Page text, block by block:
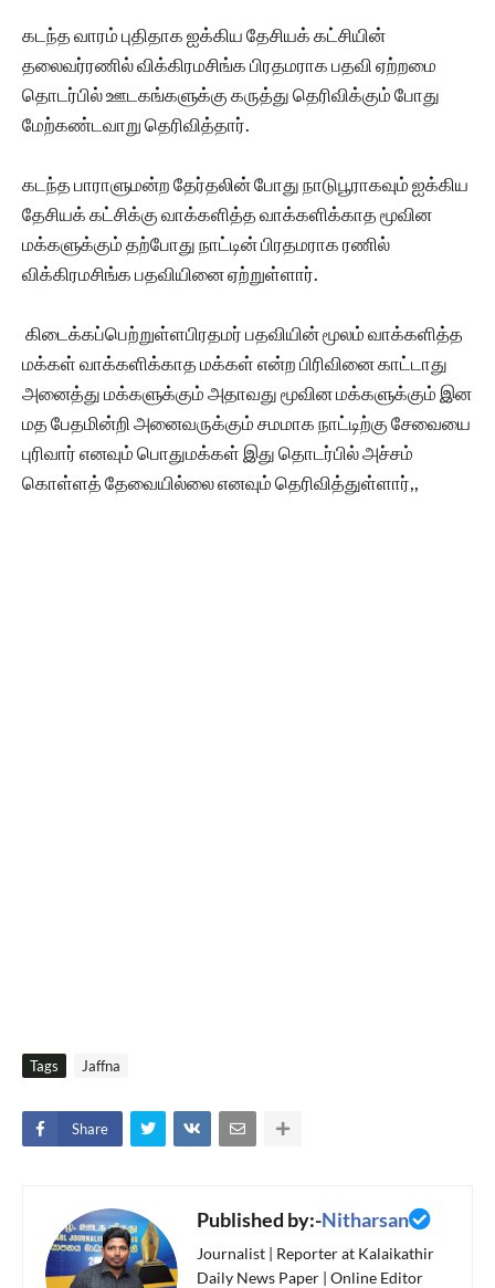
கடந்த வாரம் புதிதாக ஐக்கிய தேசியக் கட்சியின்
தலைவர்ரணில் விக்கிரமசிங்க பிரதமராக பதவி ஏற்றமை
தொடர்பில் ஊடகங்களுக்கு கருத்து தெரிவிக்கும் போது
மேற்கண்டவாறு தெரிவித்தார்.
கடந்த பாராளுமன்ற தேர்தலின் போது நாடுபூராகவும் ஐக்கிய
தேசியக் கட்சிக்கு வாக்களித்த வாக்களிக்காத மூவின
மக்களுக்கும் தற்போது நாட்டின் பிரதமராக ரணில்
விக்கிரமசிங்க பதவியினை ஏற்றுள்ளார்.
கிடைக்கப்பெற்றுள்ளபிரதமர் பதவியின் மூலம் வாக்களித்த
மக்கள் வாக்களிக்காத மக்கள் என்ற பிரிவினை காட்டாது
அனைத்து மக்களுக்கும் அதாவது மூவின மக்களுக்கும் இன
மத பேதமின்றி அனைவருக்கும் சமமாக நாட்டிற்கு சேவையை
புரிவார் எனவும் பொதுமக்கள் இது தொடர்பில் அச்சம்
கொள்ளத் தேவையில்லை எனவும் தெரிவித்துள்ளார்,,
Tags Jaffna
Share
Published by:-Nitharsan
Journalist | Reporter at Kalaikathir
Daily News Paper | Online Editor